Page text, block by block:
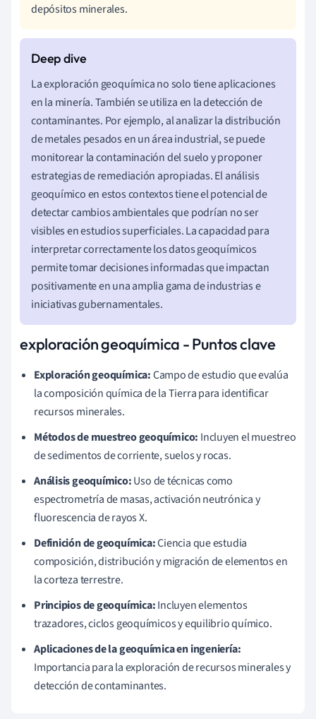
depósitos minerales.
La exploración geoquímica no solo tiene aplicaciones
en la minería. También se utiliza en la detección de
contaminantes. Por ejemplo, al analizar la distribución
de metales pesados en un área industrial, se puede
monitorear la contaminación del suelo y proponer
estrategias de remediación apropiadas. El análisis
geoquímico en estos contextos tiene el potencial de
detectar cambios ambientales que podrían no ser
visibles en estudios superficiales. La capacidad para
interpretar correctamente los datos geoquímicos
permite tomar decisiones informadas que impactan
positivamente en una amplia gama de industrias e
iniciativas gubernamentales.
exploración geoquímica - Puntos clave
Exploración geoquímica:Campo de estudio que evalúa
la composición química de la Tierra para identificar
recursos minerales.
Métodos de muestreo geoquímico: Incluyen el muestreo
de sedimentos de corriente, suelos y rocas.
Análisis geoquímico:Uso de técnicas como
espectrometría de masas, activación neutrónica y
fluorescencia de rayos X.
Definición de geoquímica:Ciencia que estudia
composición, distribución y migración de elementos en
la corteza terrestre.
Principios de geoquímica:Incluyen elementos
trazadores, ciclos geoquímicos y equilibrio químico.
Aplicaciones de la geoquímica en ingeniería:
Importancia para la exploración de recursos minerales y
detección de contaminantes.